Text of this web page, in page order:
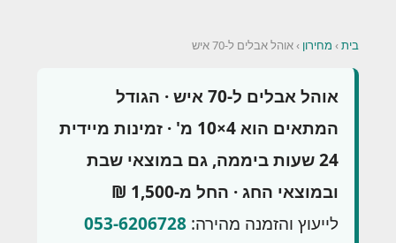
בית› מחירון ›אוהל אבלים ל-70 איש
אוהל אבלים ל-70 איש · הגודל
המתאים הוא 4×10 מ' · זמינות מיידית
24 שעות ביממה, גם במוצאי שבת
ובמוצאי החג · החל מ-1,500 ₪
לייעוץ והזמנה מהירה: 053-6206728